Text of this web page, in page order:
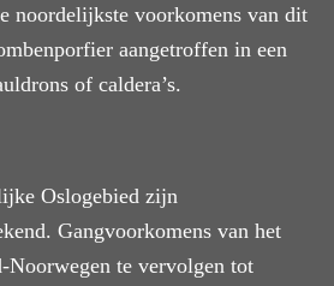
noordelijkste voorkomens van dit
aangetroffen in een
of caldera’s.
Oslogebied zijn
Gangvoorkomens van het
Noorwegen te vervolgen tot